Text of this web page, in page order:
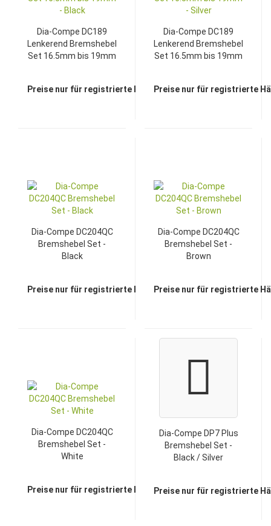
Dia-Compe DC189
Lenkerend Bremshebel
Set 16.5mm bis 19mm
Preise nur für registrierte Händler sichtbar
Dia-Compe DC189
Lenkerend Bremshebel
Set 16.5mm bis 19mm
Preise nur für registrierte
Dia-Compe DC204QC
Bremshebel Set -
Black
Preise nur für registrierte Händler sichtbar
Dia-Compe DC204QC
Bremshebel Set -
Brown
Preise nur für registrierte
Dia-Compe DC204QC
Bremshebel Set -
White
Preise nur für registrierte Händler sichtbar
Dia-Compe DP7 Plus
Bremshebel Set -
Black / Silver
Preise nur für registrierte